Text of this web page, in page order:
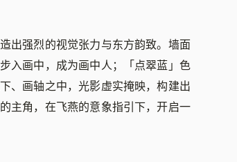
出强烈的视觉张力与东方韵致。墙面
入画中，成为画中人；「点翠蓝」色
、画轴之中，光影虚实掩映，构建出
主角，在飞燕的意象指引下，开启一